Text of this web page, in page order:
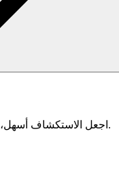
اجعل الاستكشاف أسهل، واجعل الحياة أكثر ثراءً.